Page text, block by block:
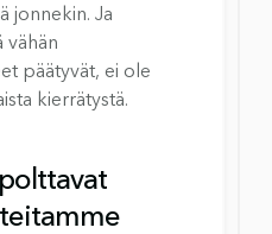
jonnekin. Ja
vähän
päätyvät, ei ole
kierrätystä.